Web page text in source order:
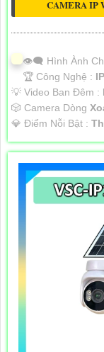
CAMERA IP
👁️‍🗨 Hình Ành
🏆 Công Nghệ :
💡 Video Ban Đêm :
🎲 Camera Dòng
️💎 Điểm Nỗi Bật :